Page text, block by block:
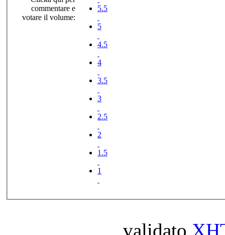
commentare e
votare il volume:
5.5
5
4.5
4
3.5
3
2.5
2
1.5
1
validato